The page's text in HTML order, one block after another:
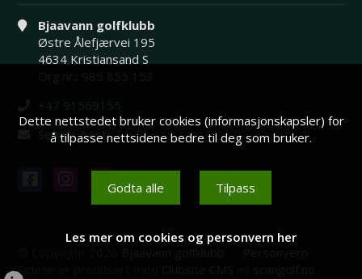
Bjaavann golfklubb
Østre Ålefjærvei 195
4634 Kristiansand S
Send e-post
Sidene er produsert med
Dette nettstedet bruker cookies (informasjonskapsler) for
å tilpasse nettsidene bedre til deg som bruker.
Godta alle Tilpass
Les mer om cookies og personvern her